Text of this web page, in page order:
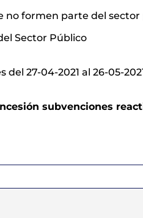
formen parte del sector
Sector Público
del 27-04-2021 al 26-05-
subvenciones